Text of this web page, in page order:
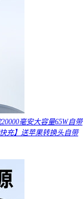
毫安大容量65W自带
充】送苹果转换头自带